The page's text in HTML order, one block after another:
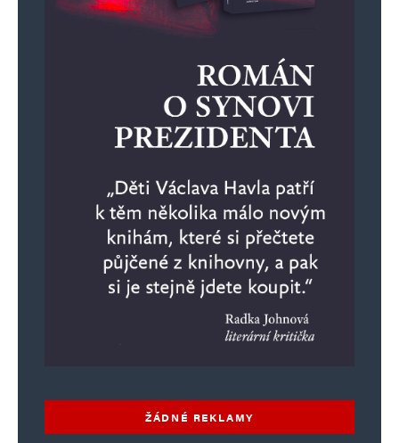
Webová stránka
Uložit do prohlížeče jméno, e-mail a webovou stránku pro budoucí
Informujte mě o nových příspěvcích e-mailem.
Alternative:
ŽÁDNÉ REKLAMY